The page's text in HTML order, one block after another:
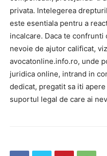
privata. Intelegerea
este esentiala pentru a
incalcare. Daca te confrunti
nevoie de ajutor calificat,
avocatonline.info.ro, unde
juridica online, intrand in
dedicat, pregatit sa iti
suportul legal de care ai